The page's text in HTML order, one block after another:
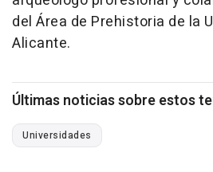
del Área de Prehistoria de la
Alicante.
Últimas noticias sobre estos
Universidades